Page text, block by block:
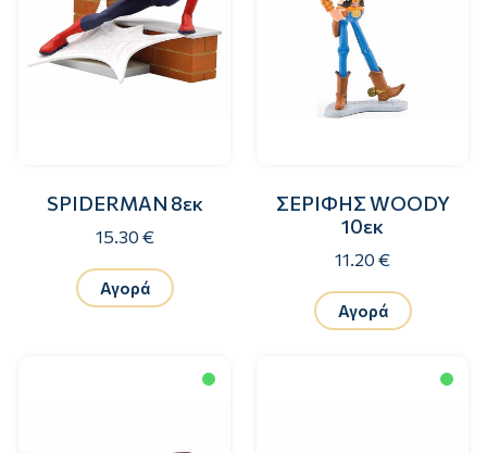
SPIDERMAN 8εκ
15.30 €
Αγορά
ΣΕΡΙΦΗΣ WOODY
10εκ
11.20 €
Αγορά